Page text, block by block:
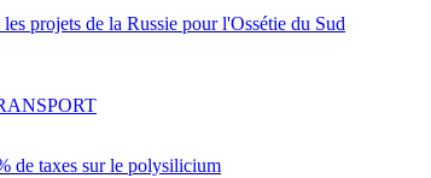
projets de la Russie pour l'Ossétie du Sud
de taxes sur le polysilicium